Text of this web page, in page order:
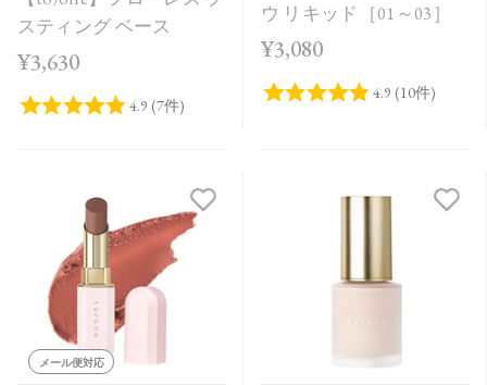
スティング ベース
¥3,630
ウ リキッド［01～03］
¥3,080
メール便対応